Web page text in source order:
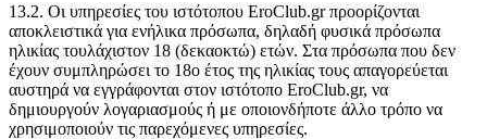
13.2. Οι υπηρεσίες του ιστότοπου EroClub.gr προορίζονται
αποκλειστικά για ενήλικα πρόσωπα, δηλαδή φυσικά πρόσωπα
ηλικίας τουλάχιστον 18 (δεκαοκτώ) ετών. Στα πρόσωπα που δεν
έχουν συμπληρώσει το 18ο έτος της ηλικίας τους απαγορεύεται
αυστηρά να εγγράφονται στον ιστότοπο EroClub.gr, να
δημιουργούν λογαριασμούς ή με οποιονδήποτε άλλο τρόπο να
χρησιμοποιούν τις παρεχόμενες υπηρεσίες.